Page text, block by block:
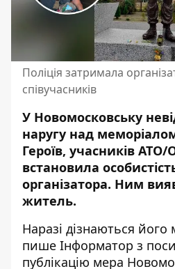
Поліція затримала
співучасників
У Новомосковську
наругу над
Героїв, учасників АТО/
встановила
організатора. Ним
житель.
Наразі дізнаються
пише Інформатор з
публікацію мера